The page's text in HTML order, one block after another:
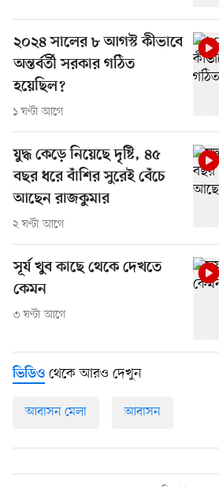
২০২৪ সালের ৮ আগস্ট কীভাবে
অন্তর্বর্তী সরকার গঠিত
হয়েছিল?
১ ঘণ্টা আগে
যুদ্ধ কেড়ে নিয়েছে দৃষ্টি, ৪৫
বছর ধরে বাঁশির সুরেই বেঁচে
আছেন রাজকুমার
২ ঘণ্টা আগে
সূর্য খুব কাছে থেকে দেখতে
কেমন
৩ ঘণ্টা আগে
ভিডিও থেকে আরও দেখুন
আবাসন মেলা আবাসন